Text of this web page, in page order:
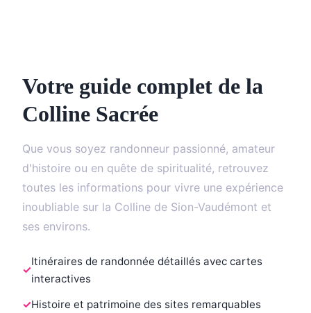
Votre guide complet de la
Colline Sacrée
Que vous soyez randonneur passionné, amateur
d'histoire ou en quête de spiritualité, retrouvez
toutes les informations pour vivre une expérience
inoubliable sur la Colline de Sion-Vaudémont et
ses environs.
Itinéraires de randonnée détaillés avec cartes
interactives
Histoire et patrimoine des sites remarquables